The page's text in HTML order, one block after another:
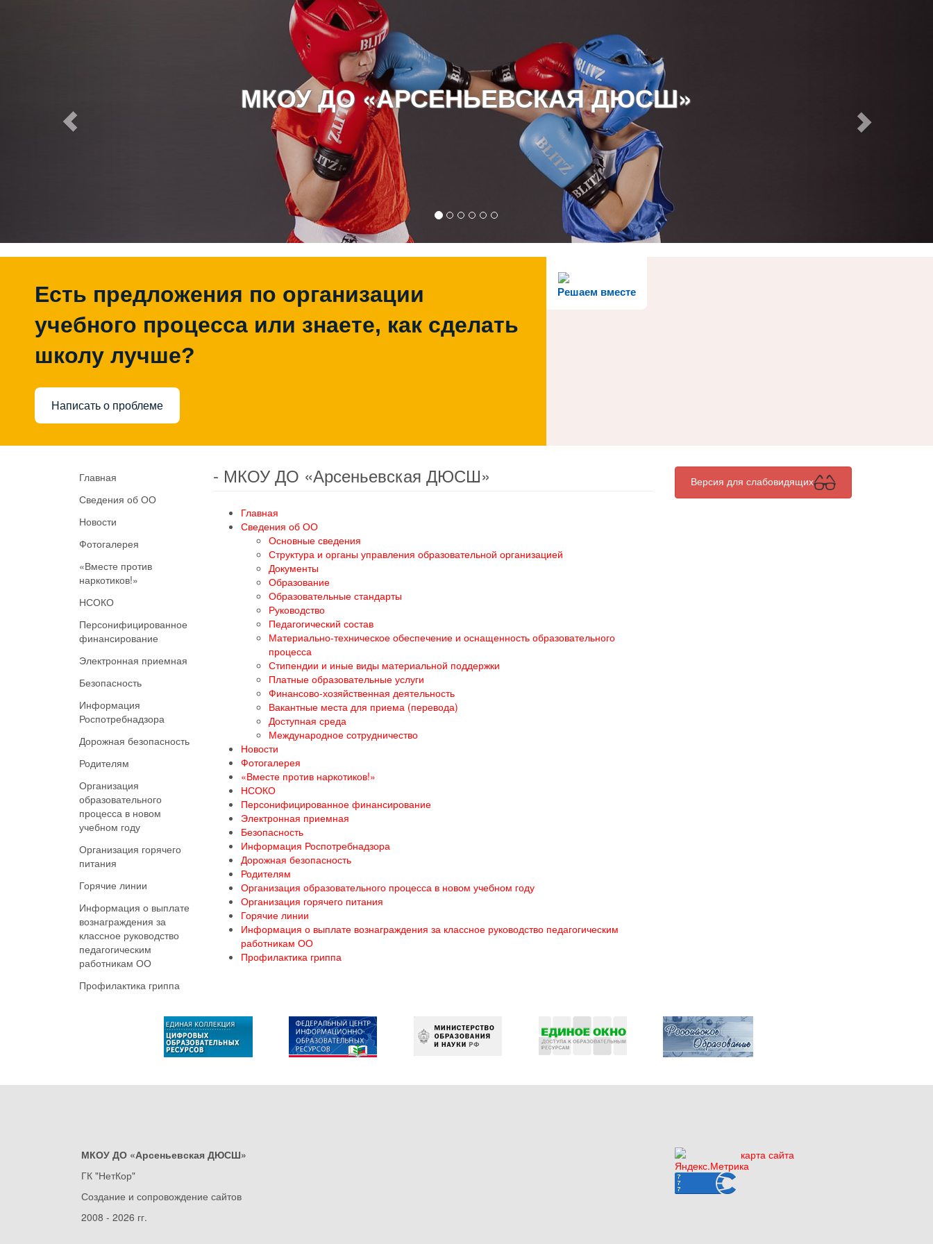
МКОУ ДО «АРСЕНЬЕВСКАЯ ДЮСШ»
Решаем вместе
Есть предложения по организации
учебного процесса или знаете, как сделать
школу лучше?
Написать о проблеме
Главная
Сведения об ОО
Новости
Фотогалерея
«Вместе против
наркотиков!»
НСОКО
Персонифицированное
финансирование
Электронная приемная
Безопасность
Информация
Роспотребнадзора
Дорожная безопасность
Родителям
Организация
образовательного
процесса в новом
учебном году
Организация горячего
питания
Горячие линии
Информация о выплате
вознаграждения за
классное руководство
педагогическим
работникам ОО
Профилактика гриппа
- МКОУ ДО «Арсеньевская ДЮСШ»
Главная
Сведения об ОО
Основные сведения
Структура и органы управления образовательной организацией
Документы
Образование
Образовательные стандарты
Руководство
Педагогический состав
Материально-техническое обеспечение и оснащенность образовательного
процесса
Стипендии и иные виды материальной поддержки
Платные образовательные услуги
Финансово-хозяйственная деятельность
Вакантные места для приема (перевода)
Доступная среда
Международное сотрудничество
Новости
Фотогалерея
«Вместе против наркотиков!»
НСОКО
Персонифицированное финансирование
Электронная приемная
Безопасность
Информация Роспотребнадзора
Дорожная безопасность
Родителям
Организация образовательного процесса в новом учебном году
Организация горячего питания
Горячие линии
Информация о выплате вознаграждения за классное руководство педагогическим
работникам ОО
Профилактика гриппа
Версия для слабовидящих
МКОУ ДО «Арсеньевская ДЮСШ»
ГК "НетКор"
Создание и сопровождение сайтов
2008 - 2026 гг.
карта сайта